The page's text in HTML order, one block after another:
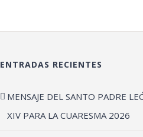
ENTRADAS RECIENTES
MENSAJE DEL SANTO PADRE
XIV PARA LA CUARESMA 2026